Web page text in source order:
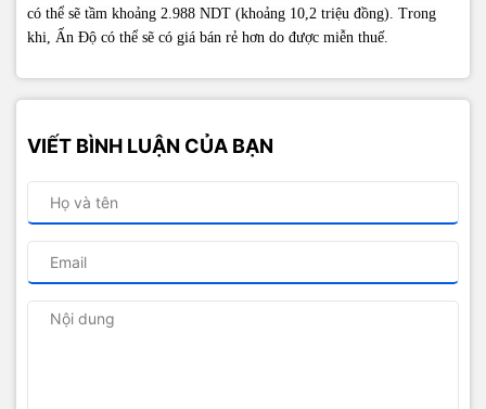
có thể sẽ tầm khoảng 2.988 NDT (khoảng 10,2 triệu đồng). Trong
khi, Ấn Độ có thể sẽ có giá bán rẻ hơn do được miễn thuế.
VIẾT BÌNH LUẬN CỦA BẠN